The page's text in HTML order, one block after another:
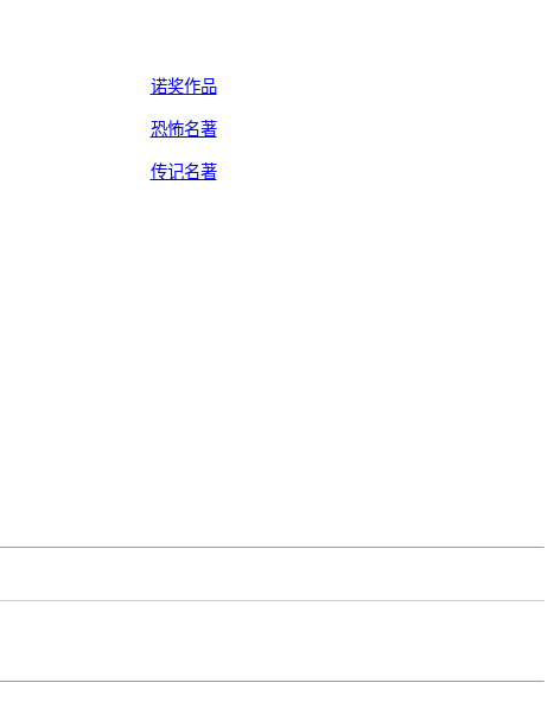
诺奖作品
恐怖名著
传记名著